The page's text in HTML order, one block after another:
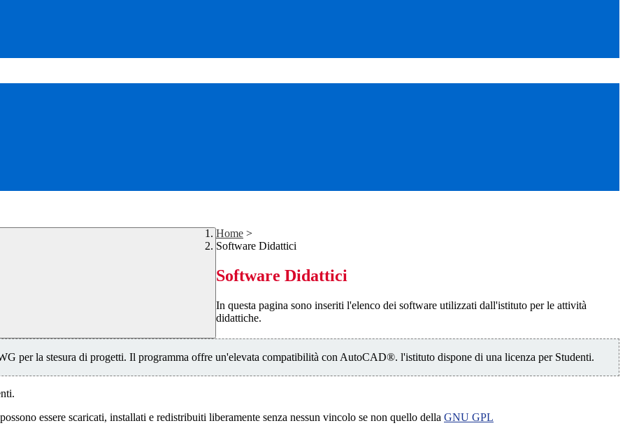
Home >
Software Didattici
Software Didattici
In questa pagina sono inseriti l'elenco dei software utilizzati dall'istituto per le attività
didattiche.
per la stesura di progetti. Il programma offre un'elevata compatibilità con AutoCAD®. l'istituto dispone di una licenza per Studenti.
essere scaricati, installati e redistribuiti liberamente senza nessun vincolo se non quello della GNU GPL